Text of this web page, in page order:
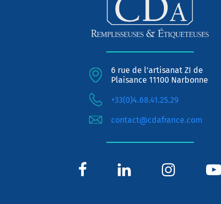
6 rue de l'artisanat ZI de
Plaisance 11100 Narbonne
+33(0)4.68.41.25.29
contact@cdafrance.com